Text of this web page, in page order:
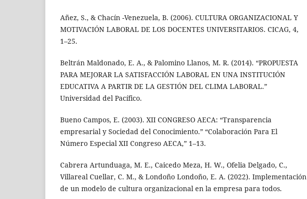
Añez, S., & Chacín -Venezuela, B. (2006). CULTURA ORGANIZACIONAL Y
MOTIVACIÓN LABORAL DE LOS DOCENTES UNIVERSITARIOS. CICAG, 4,
1–25.
Beltrán Maldonado, E. A., & Palomino Llanos, M. R. (2014). “PROPUESTA
PARA MEJORAR LA SATISFACCIÓN LABORAL EN UNA INSTITUCIÓN
EDUCATIVA A PARTIR DE LA GESTIÓN DEL CLIMA LABORAL.”
Universidad del Pacífico.
Bueno Campos, E. (2003). XII CONGRESO AECA: “Transparencia
empresarial y Sociedad del Conocimiento.” “Colaboración Para El
Número Especial XII Congreso AECA,” 1–13.
Cabrera Artunduaga, M. E., Caicedo Meza, H. W., Ofelia Delgado, C.,
Villareal Cuellar, C. M., & Londoño Londoño, E. A. (2022). Implementación
de un modelo de cultura organizacional en la empresa para todos.